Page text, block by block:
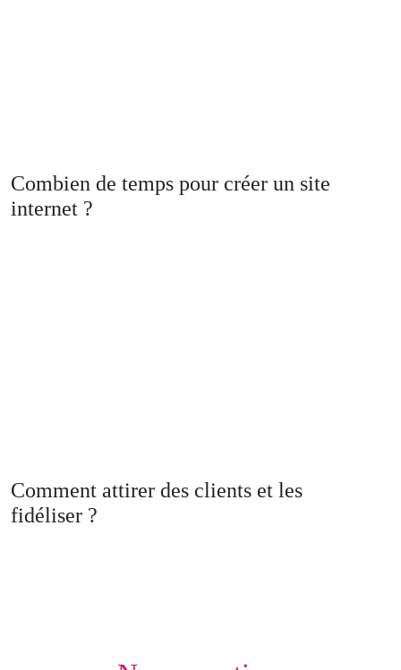
Combien de temps pour créer un site
internet ?
Comment attirer des clients et les
fidéliser ?